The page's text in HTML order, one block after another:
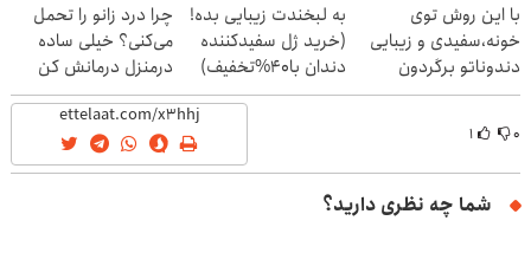
با این روش توی
خونه،سفیدی و زیبایی
دندوناتو برگردون
(40%off)
به لبخندت زیبایی بده!
(خرید ژل سفیدکننده
دندان با40%تخفیف)
چرا درد زانو را تحمل
می‌کنی؟ خیلی ساده
درمنزل درمانش کن
۰ ۱
شما چه نظری دارید؟